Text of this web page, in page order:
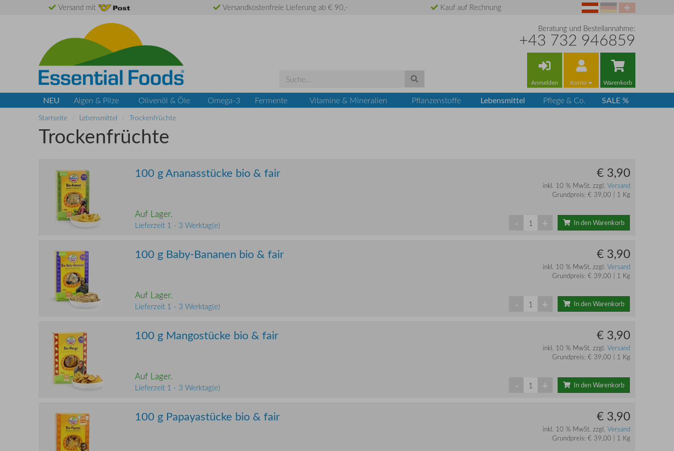
Versand mit Versandkostenfreie Lieferung ab € 90,- Kauf auf Rechnung
Beratung und Bestellannahme:
+43 732 946859
Anmelden Konto Warenkorb
NEU Algen & Pilze Olivenöl & Öle Omega-3 Fermente Vitamine & Mineralien Pflanzenstoffe Lebensmittel Pflege & Co. SALE %
Startseite Lebensmittel Trockenfrüchte
Trockenfrüchte
100 g Ananasstücke bio & fair € 3,90
inkl. 10 % MwSt. zzgl. Versand
Grundpreis: € 39,00 | 1 Kg
Auf Lager.
Lieferzeit 1 - 3 Werktag(e) In den Warenkorb
- +
100 g Baby-Bananen bio & fair € 3,90
inkl. 10 % MwSt. zzgl. Versand
Grundpreis: € 39,00 | 1 Kg
Auf Lager.
Lieferzeit 1 - 3 Werktag(e) In den Warenkorb
- +
100 g Mangostücke bio & fair € 3,90
inkl. 10 % MwSt. zzgl. Versand
Grundpreis: € 39,00 | 1 Kg
Auf Lager.
Lieferzeit 1 - 3 Werktag(e) In den Warenkorb
- +
100 g Papayastücke bio & fair € 3,90
inkl. 10 % MwSt. zzgl. Versand
Grundpreis: € 39,00 | 1 Kg